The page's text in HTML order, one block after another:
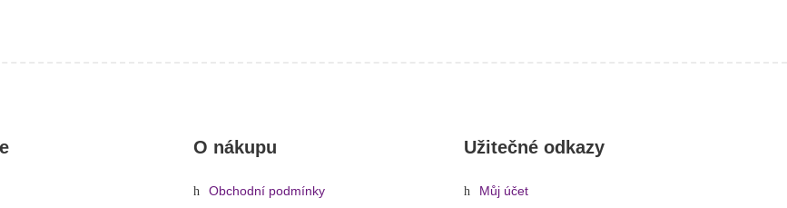
O nákupu
Obchodní podmínky
Užitečné odkazy
Můj účet